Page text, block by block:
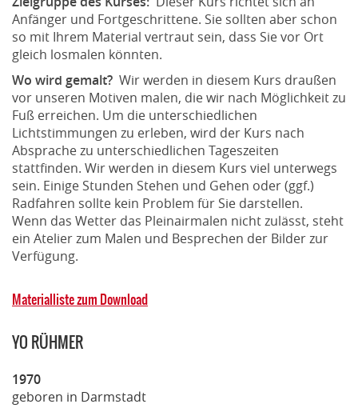
Anfänger und Fortgeschrittene. Sie sollten aber schon
so mit Ihrem Material vertraut sein, dass Sie vor Ort
gleich losmalen könnten.
Wo wird gemalt? Wir werden in diesem Kurs draußen
vor unseren Motiven malen, die wir nach Möglichkeit zu
Fuß erreichen. Um die unterschiedlichen
Lichtstimmungen zu erleben, wird der Kurs nach
Absprache zu unterschiedlichen Tageszeiten
stattfinden. Wir werden in diesem Kurs viel unterwegs
sein. Einige Stunden Stehen und Gehen oder (ggf.)
Radfahren sollte kein Problem für Sie darstellen.
Wenn das Wetter das Pleinairmalen nicht zulässt, steht
ein Atelier zum Malen und Besprechen der Bilder zur
Verfügung.
Materialliste zum Download
YO RÜHMER
1970
geboren in Darmstadt